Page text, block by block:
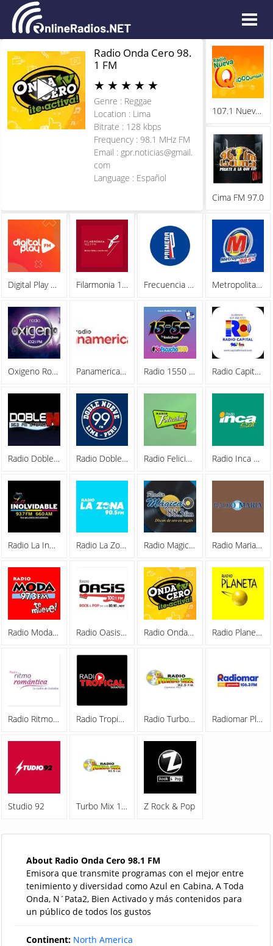
Radio Onda Cero 98.
1 FM
★ ★ ★ ★ ★
Genre : Reggae
Location : Lima
Bitrate : 128 kbps
Frequency : 98.1 MHz FM
Email : gpr.noticias@gmail.
com
Language : Español
107.1 Nueva Q FM
Cima FM 97.0
Digital Play FM Filarmonia 102.7FM Frecuencia Primera FM Metropolitana Radio
Oxigeno Rock Panamericana Radio Radio 1550 La Radio Joven Radio Capital 96.7 FM
Radio Doble N 95.3FM Radio Doble Nueve 99.1 FM Radio Felicidad 88.9 FM Radio Inca 540 AM
Radio La Inolvidable 93.7 FM Radio La Zona 90.5 FM Radio Magica 88.3 FM Radio Maria Peru 580 AM
Radio Moda 97.3 FM Radio Oasis 100.1 FM Radio Onda Cero 98.1 FM Radio Planeta 107.7
Radio Ritmo Romantica 93.1 Radio Tropical Radio Turbomix 92.5 FM Radiomar Plus 106.3 FM
Studio 92 Turbo Mix 103.3 FM Z Rock & Pop
About Radio Onda Cero 98.1 FM
Emisora que transmite programas con el mejor entre
tenimiento y diversidad como Azul en Cabina, A Toda
Onda, N´Pata2, Bien Activado y más contenidos para
un público de todos los gustos
Continent: North America